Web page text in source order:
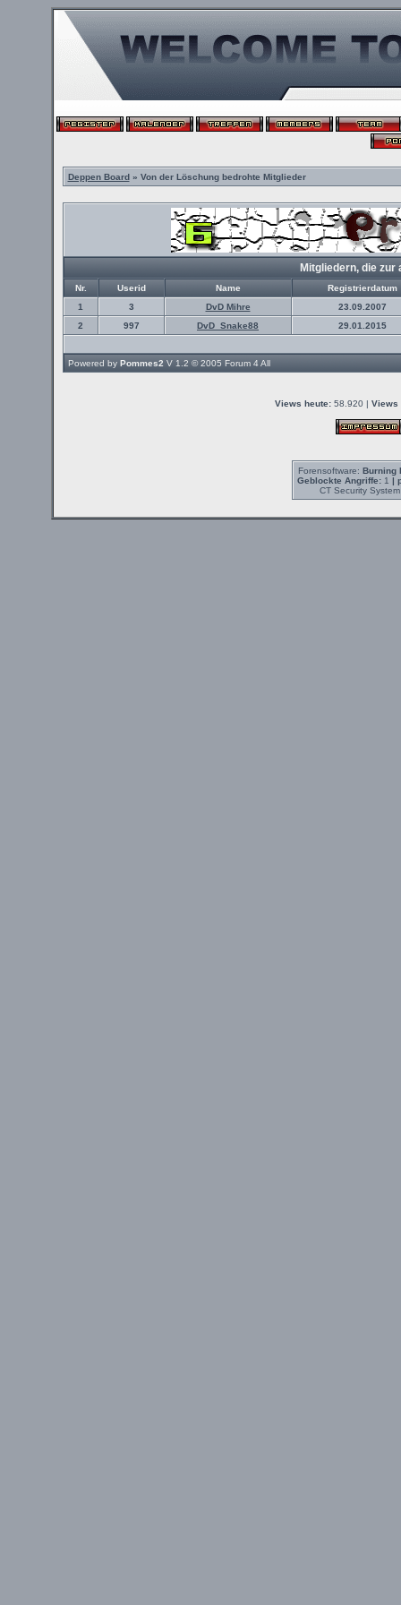
Deppen Board» Von der Löschung bedrohte Mitglieder
Mitgliedern, die
Nr. Userid Name
Registrierdatum
1
3 DvD Mihre
23.09.2007
2
997 DvD_Snake88 29.01.2015
Powered by Pommes2 V 1.2 © 2005 Forum 4 All
Views heute: 58.920 | Views
Forensoftware: Burning
Geblockte Angriffe:1 |
CT Security